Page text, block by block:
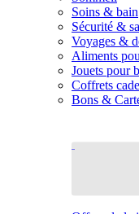
Soins & bain
Sécurité &
Voyages &
Aliments
Jouets pour
Coffrets
Bons &